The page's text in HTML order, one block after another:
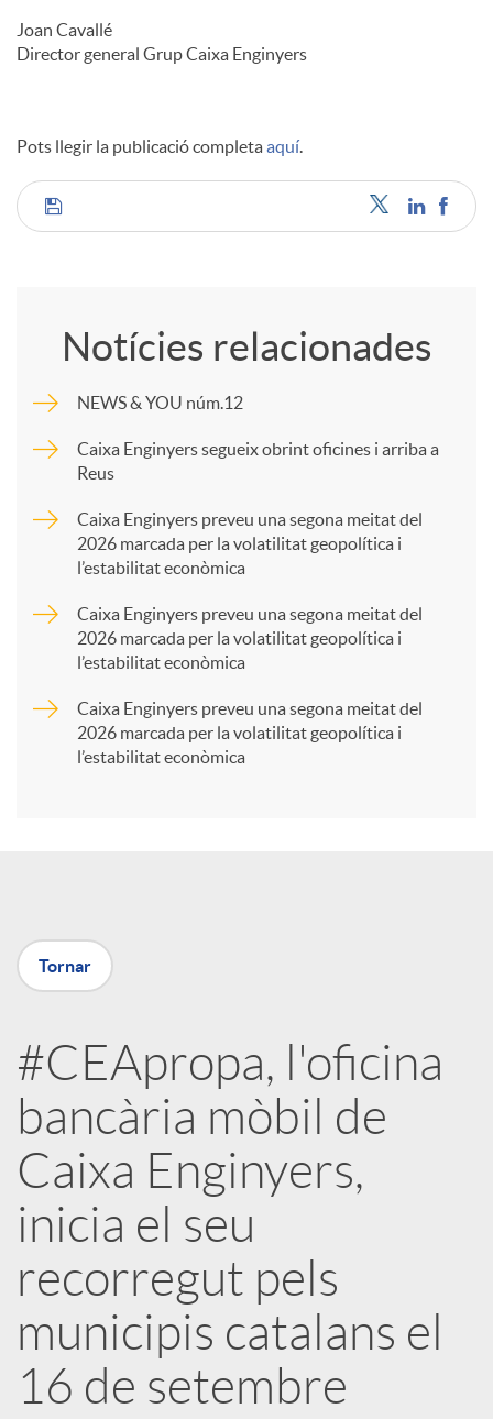
Joan Cavallé
Director general Grup Caixa Enginyers
Pots llegir la publicació completaaquí.
C
p
a
X
r
x
e
s
S
Notícies relacionades
NEWS & YOU núm.12
Caixa Enginyers segueix obrint oficines i arriba a
Reus
Caixa Enginyers preveu una segona meitat del
2026 marcada per la volatilitat geopolítica i
l’estabilitat econòmica
Caixa Enginyers preveu una segona meitat del
2026 marcada per la volatilitat geopolítica i
l’estabilitat econòmica
Caixa Enginyers preveu una segona meitat del
2026 marcada per la volatilitat geopolítica i
l’estabilitat econòmica
Tornar
#CEApropa, l'oficina
bancària mòbil de
Caixa Enginyers,
inicia el seu
recorregut pels
municipis catalans el
16 de setembre